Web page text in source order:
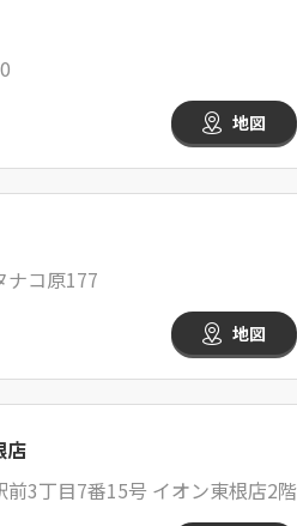
地図
ナコ原177
地図
店
3丁目7番15号 イオン東根店2階